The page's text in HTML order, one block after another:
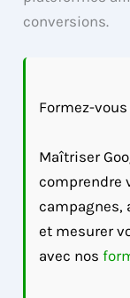
conversions.
Formez-
Maîtriser
comprendre
campagnes,
et mesurer
avec nos